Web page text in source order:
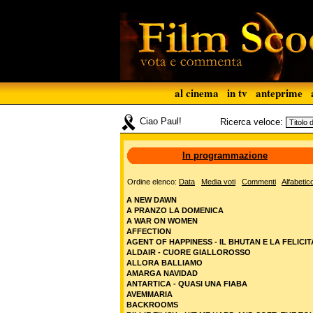
al cinema in tv anteprime
Ciao Paul! Ricerca veloce:
In programmazione
Ordine elenco: Data Media voti Commenti
A NEW DAWN
A PRANZO LA DOMENICA
A WAR ON WOMEN
AFFECTION
AGENT OF HAPPINESS - IL BHUTAN E LA
ALDAIR - CUORE GIALLOROSSO
ALLORA BALLIAMO
AMARGA NAVIDAD
ANTARTICA - QUASI UNA FIABA
AVEMMARIA
BACKROOMS